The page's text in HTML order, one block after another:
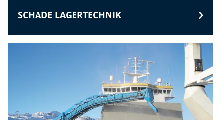
SCHADE LAGERTECHNIK